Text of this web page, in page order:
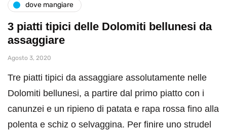
dove mangiare
3 piatti tipici delle Dolomiti bellunesi da
assaggiare
Agosto 3, 2020
Tre piatti tipici da assaggiare assolutamente nelle
Dolomiti bellunesi, a partire dal primo piatto con i
canunzei e un ripieno di patata e rapa rossa fino alla
polenta e schiz o selvaggina. Per finire uno strudel